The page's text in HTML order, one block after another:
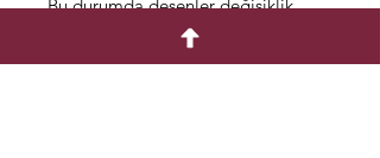
Bu durumda desenler değişiklik
Farklı şekil ve